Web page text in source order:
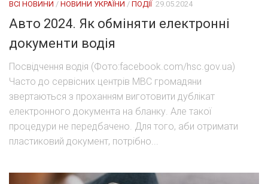
ВСІ НОВИНИ / НОВИНИ УКРАЇНИ / ПОДІЇ 29.05.2024
Авто 2024. Як обміняти електронні
документи водія
Посвідчення водія (Фото:facebook.com/hsc.gov.ua)
Часто до сервісних центрів МВС громадяни
звертаються з проханням виготовити дублікат
електронного документа на бланку. Але такої
процедури не передбачено. Для того, аби отримати
пластиковий документ, потрібно...